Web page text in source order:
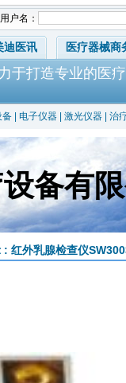
用户名：
迪医讯 医疗器械商
于打造专业的医
备 电子仪器 激光仪器 治
备有
: 红外乳腺检查仪